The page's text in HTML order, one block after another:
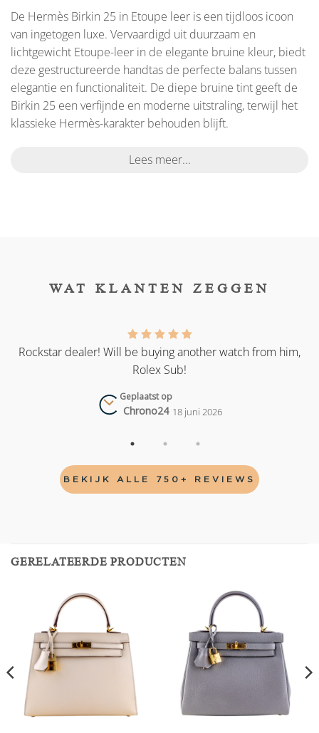
De Hermès Birkin 25 in Etoupe leer is een tijdloos icoon
van ingetogen luxe. Vervaardigd uit duurzaam en
lichtgewicht Etoupe-leer in de elegante bruine kleur, biedt
deze gestructureerde handtas de perfecte balans tussen
elegantie en functionaliteit. De diepe bruine tint geeft de
Birkin 25 een verfijnde en moderne uitstraling, terwijl het
klassieke Hermès-karakter behouden blijft.
Lees meer...
WAT KLANTEN ZEGGEN
Rockstar dealer! Will be buying another watch from him,
Rolex Sub!
Geplaatst op
Chrono24 18 juni 2026
BEKIJK ALLE 750+ REVIEWS
GERELATEERDE PRODUCTEN